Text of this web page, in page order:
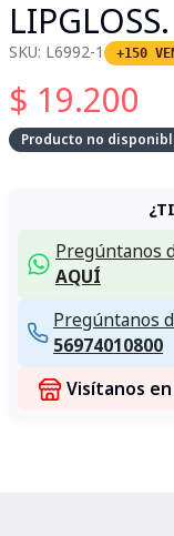
SKU: L6992-1 +150
$ 19.200
Producto no
Pregúntanos
AQUÍ
Pregúntanos
56974010800
Visítanos